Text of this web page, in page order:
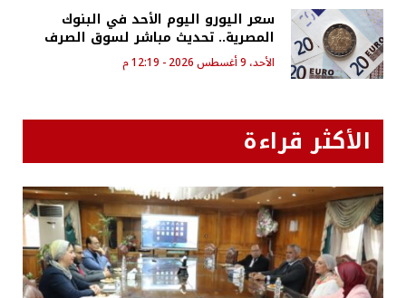
سعر اليورو اليوم الأحد في البنوك
المصرية.. تحديث مباشر لسوق الصرف
الأحد، 9 أغسطس 2026 - 12:19 م
الأكثر قراءة